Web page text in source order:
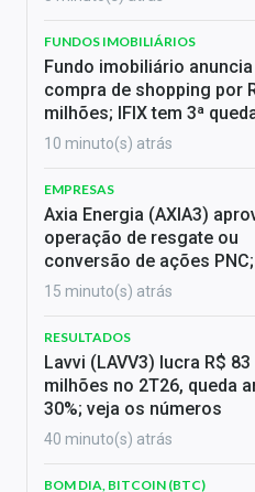
FUNDOS IMOBILIÁRIOS
Fundo imobiliário anuncia
compra de shopping por
milhões; IFIX tem 3ª
10 minuto(s) atrás
EMPRESAS
Axia Energia (AXIA3)
operação de resgate ou
conversão de ações
15 minuto(s) atrás
RESULTADOS
Lavvi (LAVV3) lucra R$ 83
milhões no 2T26, queda
30%; veja os números
40 minuto(s) atrás
BOM DIA, BITCOIN (BTC)